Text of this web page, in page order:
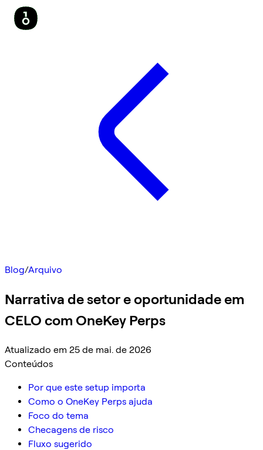
Blog/Arquivo
Narrativa de setor e oportunidade em
CELO com OneKey Perps
Atualizado em 25 de mai. de 2026
Conteúdos
Por que este setup importa
Como o OneKey Perps ajuda
Foco do tema
Checagens de risco
Fluxo sugerido